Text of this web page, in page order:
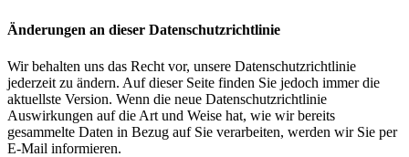
Änderungen an dieser Datenschutzrichtlinie
Wir behalten uns das Recht vor, unsere Datenschutzrichtlinie
jederzeit zu ändern. Auf dieser Seite finden Sie jedoch immer die
aktuellste Version. Wenn die neue Datenschutzrichtlinie
Auswirkungen auf die Art und Weise hat, wie wir bereits
gesammelte Daten in Bezug auf Sie verarbeiten, werden wir Sie per
E-Mail informieren.